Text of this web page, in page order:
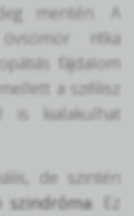
mentén. A
ritka
fájdalom
a szifilisz
is kialakulhat
de szintén
. Ez